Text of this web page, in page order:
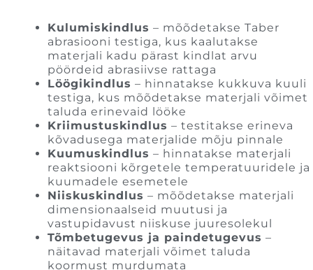
Kulumiskindlus – mõõdetakse Taber
abrasiooni testiga, kus kaalutakse
materjali kadu pärast kindlat arvu
pöördeid abrasiivse rattaga
Löögikindlus – hinnatakse kukkuva kuuli
testiga, kus mõõdetakse materjali võimet
taluda erinevaid lööke
Kriimustuskindlus – testitakse erineva
kõvadusega materjalide mõju pinnale
Kuumuskindlus – hinnatakse materjali
reaktsiooni kõrgetele temperatuuridele ja
kuumadele esemetele
Niiskuskindlus – mõõdetakse materjali
dimensionaalseid muutusi ja
vastupidavust niiskuse juuresolekul
Tõmbetugevus ja paindetugevus –
näitavad materjali võimet taluda
koormust murdumata